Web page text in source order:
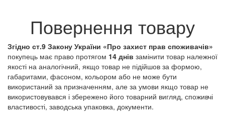
Повернення товару
Згідно ст.9 Закону України «Про захист прав споживачів»
покупець має право протягом 14 днів замінити товар належної
якості на аналогічний, якщо товар не підійшов за формою,
габаритами, фасоном, кольором або не може бути
використаний за призначенням, але за умови якщо товар не
використовувався і збережено його товарний вигляд, споживчі
властивості, заводська упаковка, документи.